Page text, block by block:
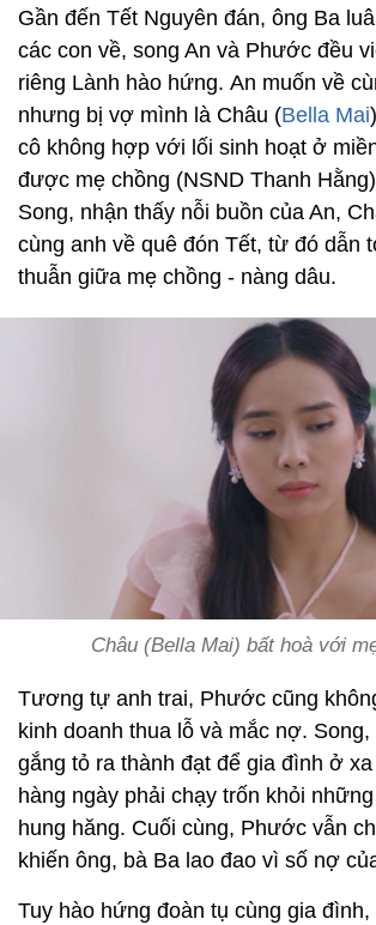
Gần đến Tết Nguyên đán, ông Ba
các con về, song An và Phước đều
riêng Lành hào hứng. An muốn về
nhưng bị vợ mình là Châu (Bella Mai
cô không hợp với lối sinh hoạt ở
được mẹ chồng (NSND Thanh
Song, nhận thấy nỗi buồn của An,
cùng anh về quê đón Tết, từ đó dẫn
thuẫn giữa mẹ chồng - nàng dâu.
Châu (Bella Mai) bất hoà với
Tương tự anh trai, Phước cũng
kinh doanh thua lỗ và mắc nợ.
gắng tỏ ra thành đạt để gia đình ở
hàng ngày phải chạy trốn khỏi
hung hăng. Cuối cùng, Phước vẫn
khiến ông, bà Ba lao đao vì số nợ
Tuy hào hứng đoàn tụ cùng gia